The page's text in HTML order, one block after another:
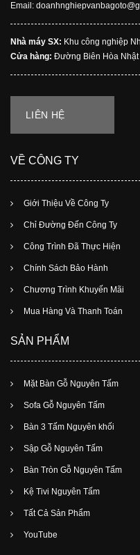
Email:
Nhà máy SX: Khu công nghiệp
Cửa hàng: Đường Biên Hòa Nhật
LIÊN HỆ
VỀ CÔNG TY
Giới Thiệu Về Công Ty
Chỉ Đường Đến Công Ty
Công Trình Đã Thực Hiện
Chính Sách Bảo Hành
Chương Trình Khuyến Mãi
Mua Hàng Và Thanh Toán
SẢN PHẨM
Mặt Bàn Gỗ Nguyên Tấm
Sofa Gỗ Nguyên Tấm
Bàn 3 Tấm Nguyên khối
Sập Gỗ Nguyên Tấm
Bàn Tròn Gỗ Nguyên Tấm
Kệ Tivi Nguyên Tấm
Tất Cả Sản Phẩm
YouTube